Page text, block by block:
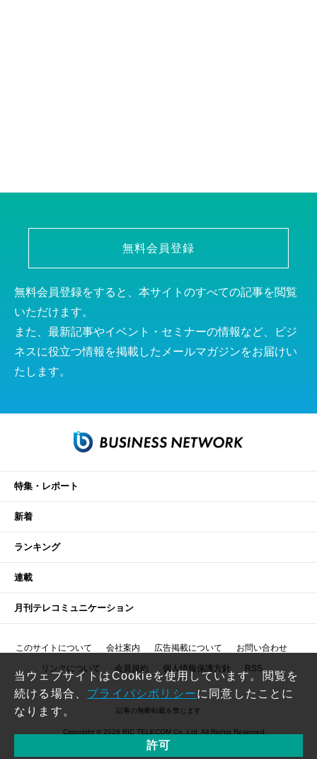
無料会員登録
無料会員登録をすると、本サイトのすべての記事を閲覧
いただけます。
また、最新記事やイベント・セミナーの情報など、ビジ
ネスに役立つ情報を掲載したメールマガジンをお届けい
たします。
特集・レポート
新着
ランキング
連載
月刊テレコミュニケーション
このサイトについて 会社案内 広告掲載について お問い合わせ
リンクについて 会員規約 個人情報保護方針 RSS
記事の無断転載を禁じます
Copyright © 2026 RIC TELECOM Co.,Ltd. All Rights Reserved.
当ウェブサイトはCookieを使用しています。閲覧を
続ける場合、 プライバシポリシーに同意したことに
なります。
許可